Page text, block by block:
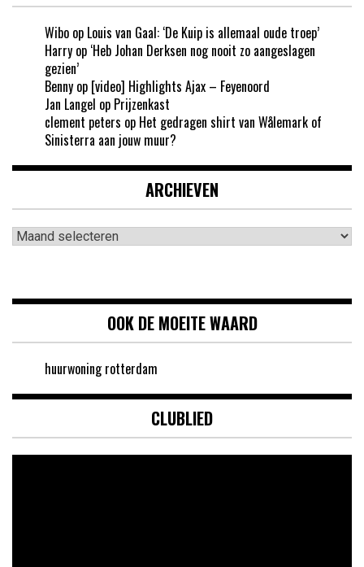
Wibo op Louis van Gaal: ‘De Kuip is allemaal oude troep’
Harry op ‘Heb Johan Derksen nog nooit zo aangeslagen
gezien’
Benny op [video] Highlights Ajax – Feyenoord
Jan Langel op Prijzenkast
clement peters op Het gedragen shirt van Wålemark of
Sinisterra aan jouw muur?
ARCHIEVEN
Archieven
OOK DE MOEITE WAARD
huurwoning rotterdam
CLUBLIED